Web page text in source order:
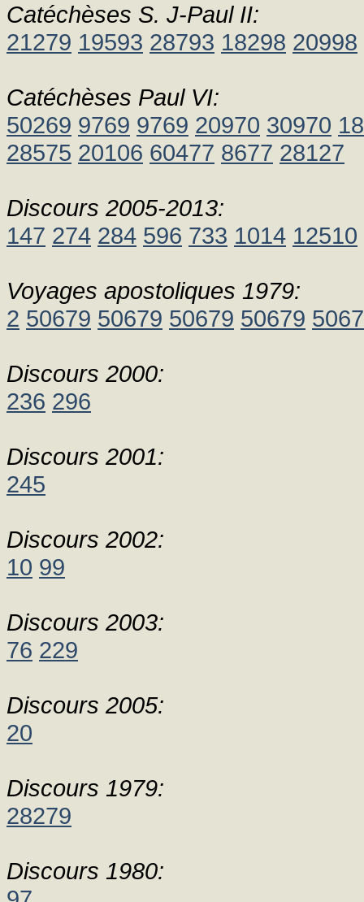
Catéchèses S. J-Paul II:
21279 19593 28793 18298 20998
Catéchèses Paul VI:
50269 9769 9769 20970 30970
28575 20106 60477 8677 28127
Discours 2005-2013:
147 274 284 596 733 1014 12510
Voyages apostoliques 1979:
2 50679 50679 50679 50679
Discours 2000:
236 296
Discours 2001:
245
Discours 2002:
10 99
Discours 2003:
76 229
Discours 2005:
20
Discours 1979:
28279
Discours 1980: